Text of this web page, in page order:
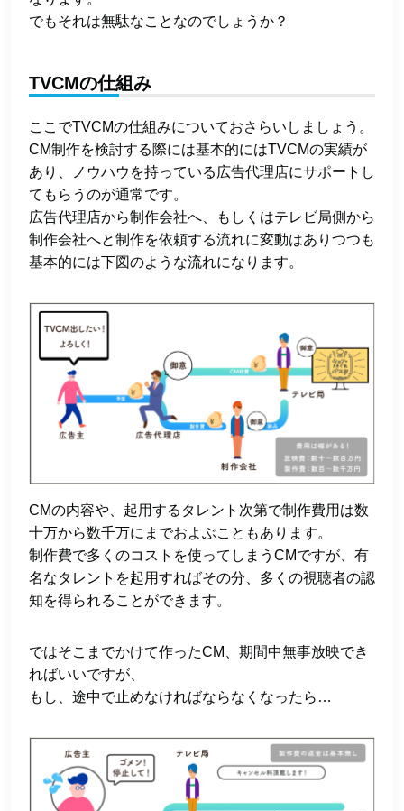
でもそれは無駄なことなのでしょうか？
TVCMの仕組み
ここでTVCMの仕組みについておさらいしましょう。
CM制作を検討する際には基本的にはTVCMの実績が
あり、ノウハウを持っている広告代理店にサポートし
てもらうのが通常です。
広告代理店から制作会社へ、もしくはテレビ局側から
制作会社へと制作を依頼する流れに変動はありつつも
基本的には下図のような流れになります。
CMの内容や、起用するタレント次第で制作費用は数
十万から数千万にまでおよぶこともあります。
制作費で多くのコストを使ってしまうCMですが、有
名なタレントを起用すればその分、多くの視聴者の認
知を得られることができます。
ではそこまでかけて作ったCM、期間中無事放映でき
ればいいですが、
もし、途中で止めなければならなくなったら…